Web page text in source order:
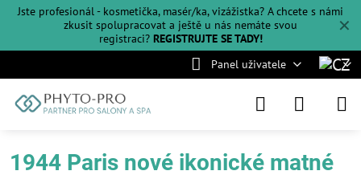
✕
Jste profesionál - kosmetička, masér/ka, vizážistka? A chcete s námi
zkusit spolupracovat a ještě u nás nemáte svou
registraci? REGISTRUJTE SE TADY!
Panel uživatele
1944 Paris nové ikonické matné